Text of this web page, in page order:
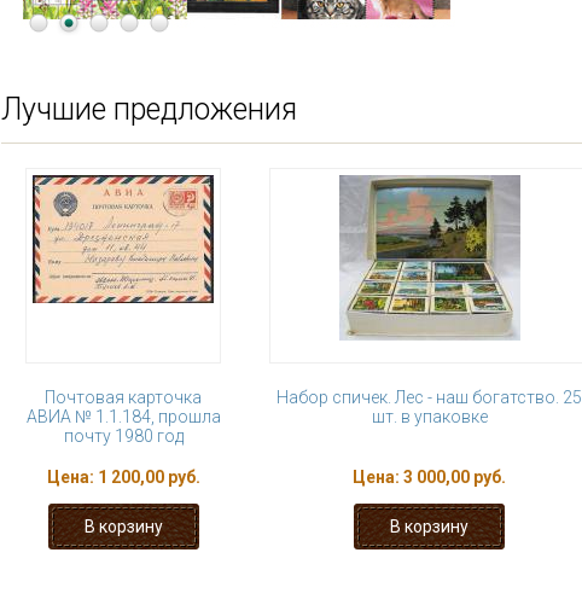
Лучшие предложения
Почтовая карточка
АВИА № 1.1.184, прошла
почту 1980 год
Цена: 1 200,00 руб.
Набор спичек. Лес - наш богатство. 25
шт. в упаковке
Цена: 3 000,00 руб.